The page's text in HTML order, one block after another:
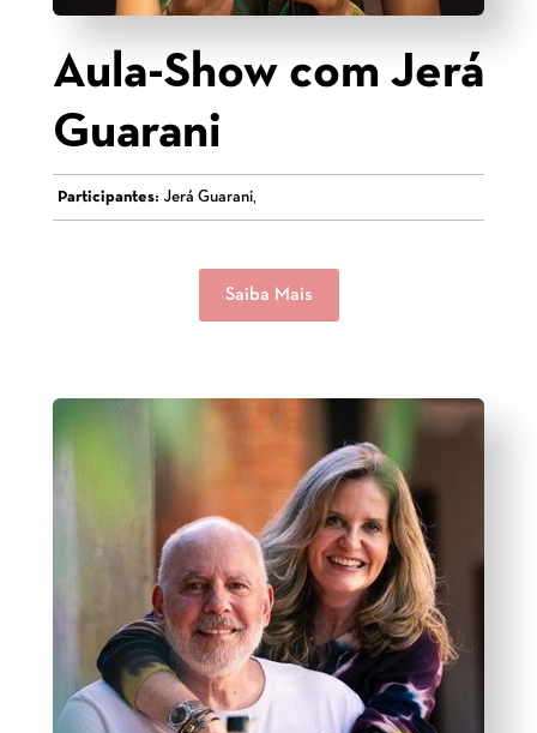
Aula-Show com Jerá
Guarani
Participantes: Jerá Guarani,
Saiba Mais